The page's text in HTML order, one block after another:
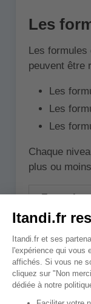
Les
Les formules
peuvent être
Les
Les
Les
Chaque
plus ou
Formules
Formule
économique